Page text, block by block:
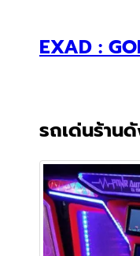
เนี๊ยบ ออโต้ ช็อ
ด้วย